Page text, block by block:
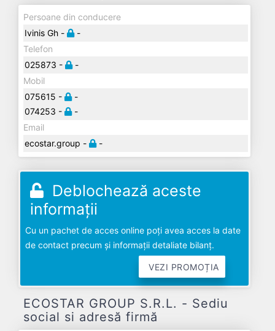
Persoane din conducere
Ivinis Gh -
-
Telefon
025873 -
-
Mobil
075615 -
-
074253 -
-
Email
ecostar.group -
-
Deblochează aceste
informații
Cu un pachet de acces online poți avea acces la date
de contact precum și informații detaliate bilanț.
VEZI PROMOȚIA
ECOSTAR GROUP S.R.L. - Sediu
social si adresă firmă